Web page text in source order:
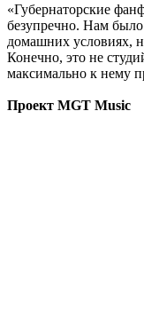
«Губернаторские
безупречно. Нам
домашних условиях,
Конечно, это не
максимально к нему
Проект MGT Music